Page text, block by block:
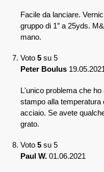
Facile da lanciare.
gruppo di 1″ a 25yds.
mano.
Voto 5 su 5
Peter Boulus
L'unico problema che
stampo alla temperatura
acciaio. Se avete
grato.
Voto 5 su 5
Paul W. 01.06.2021